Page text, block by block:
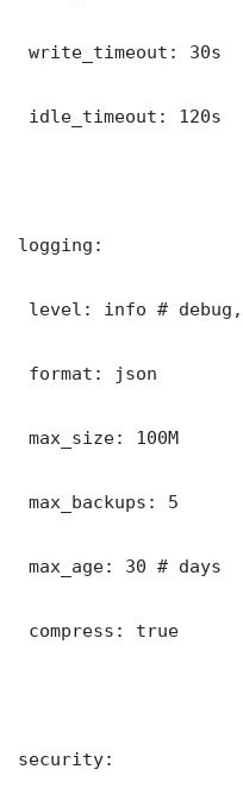
write_timeout: 30s
idle_timeout: 120s
logging:
level: info #
format: json
max_size: 100M
max_backups: 5
max_age: 30 # days
compress: true
security: